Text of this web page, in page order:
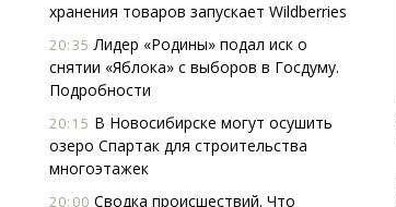
хранения товаров запускает Wildberries
20:35 Лидер «Родины» подал иск о
снятии «Яблока» с выборов в Госдуму.
Подробности
20:15 В Новосибирске могут осушить
озеро Спартак для строительства
многоэтажек
20:00 Сводка происшествий. Что
Ищем новые берега. Гендиректор
«Жилищной инициативы» Юрий
Гатилов — о том, как девелоперу
оставаться на плаву, когда рынок
штормит
СТРОИТЕЛЬСТВО